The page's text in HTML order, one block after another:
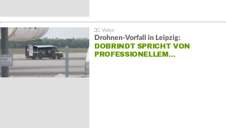
Drohnen-Vorfall in Leipzig:
DOBRINDT SPRICHT VON
PROFESSIONELLEM…